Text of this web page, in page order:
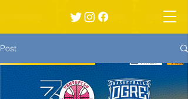
Post